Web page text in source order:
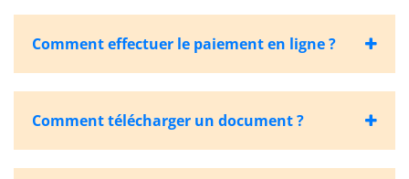
Comment effectuer le paiement en ligne ?
Comment télécharger un document ?